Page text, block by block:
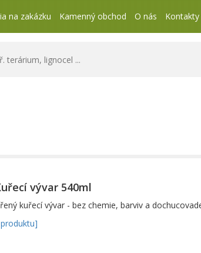
na zakázku Kamenný obchod O nás Kontakty
vývar 540ml
kuřecí vývar - bez chemie, barviv a